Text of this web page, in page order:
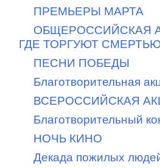
ПРЕМЬЕРЫ МАРТА
ОБЩЕРОССИЙСКАЯ
ГДЕ ТОРГУЮТ
ПЕСНИ ПОБЕДЫ
Благотворительная
ВСЕРОССИЙСКАЯ
Благотворительный
НОЧЬ КИНО
Декада пожилых